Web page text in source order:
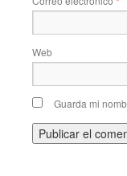
Web
Guarda mi